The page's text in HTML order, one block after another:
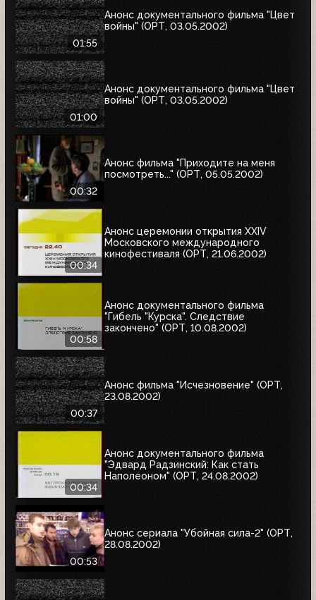
01:55
Анонс документального фильма "Цвет
войны" (ОРТ, 03.05.2002)
01:00
Анонс документального фильма "Цвет
войны" (ОРТ, 03.05.2002)
00:32
Анонс фильма "Приходите на меня
посмотреть..." (ОРТ, 05.05.2002)
00:34
Анонс церемонии открытия XXIV
Московского международного
кинофестиваля (ОРТ, 21.06.2002)
00:58
Анонс документального фильма
"Гибель "Курска". Следствие
закончено" (ОРТ, 10.08.2002)
00:37
Анонс фильма "Исчезновение" (ОРТ,
23.08.2002)
00:34
Анонс документального фильма
"Эдвард Радзинский: Как стать
Наполеоном" (ОРТ, 24.08.2002)
00:53
Анонс сериала "Убойная сила-2" (ОРТ,
28.08.2002)